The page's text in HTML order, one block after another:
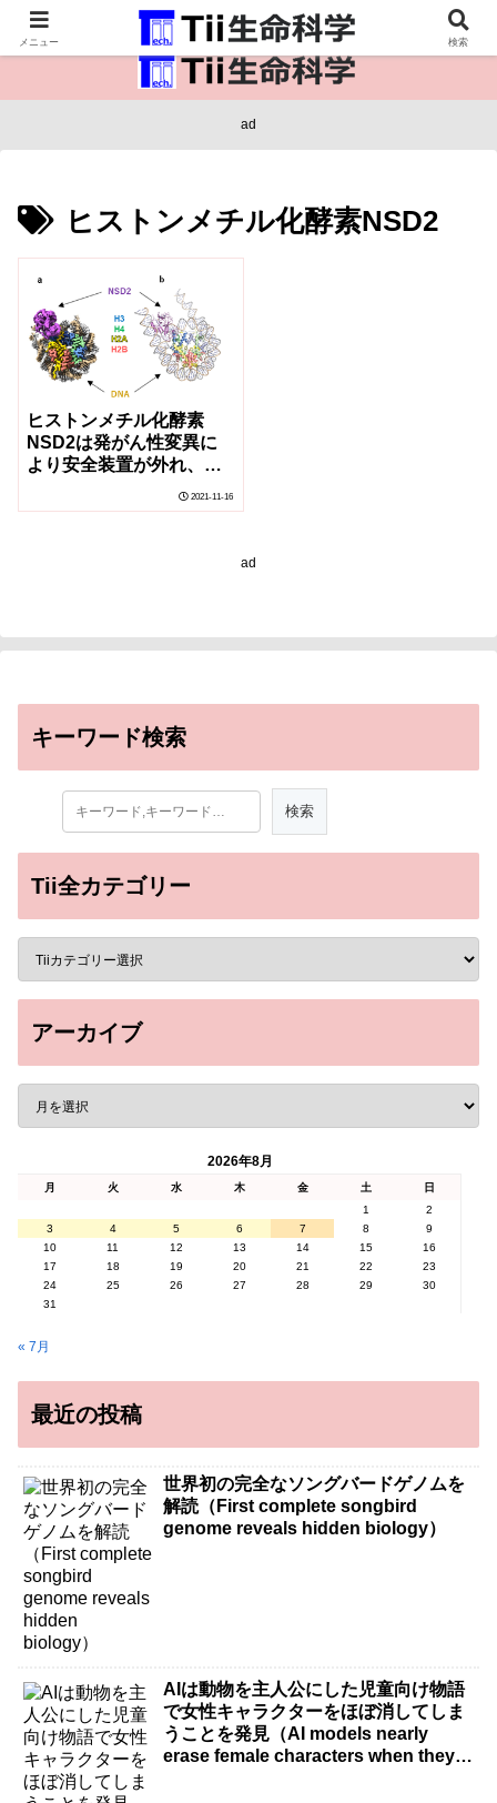
医療保健・生命・生物の情報インフラ。
ad
ヒストンメチル化酵素NSD2
ヒストンメチル化酵素
NSD2は発がん性変異に
より安全装置が外れ、制
2021-11-16
ad
キーワード検索
Tii全カテゴリー
アーカイブ
2026年8月
月 火 水 木 金 土
日
1
2
3
4 5 6 7 8
9
10
11 12 13 14 15
16
17
18 19 20 21 22
23
24
25 26 27 28 29
30
31
« 7月
最近の投稿
世界初の完全なソングバードゲノムを
解読（First complete songbird
genome reveals hidden biology）
AIは動物を主人公にした児童向け物語
で女性キャラクターをほぼ消してしま
うことを発見（AI models nearly
erase female characters when they
メニュー 検索